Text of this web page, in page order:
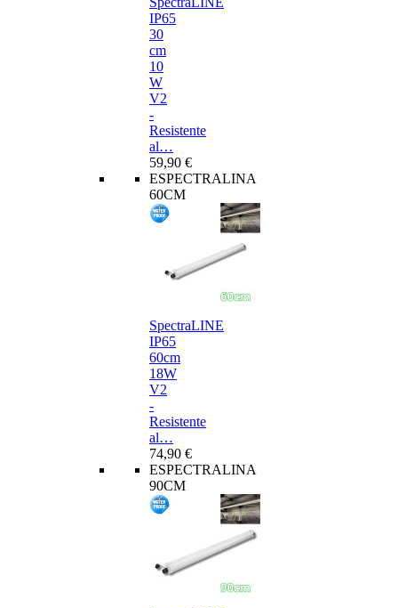
IP65
30
cm
10
W
V2
-
Resistente
al…
59,90 €
ESPECTRALINA
60CM
SpectraLINE
IP65
60cm
18W
V2
-
Resistente
al…
74,90 €
ESPECTRALINA
90CM